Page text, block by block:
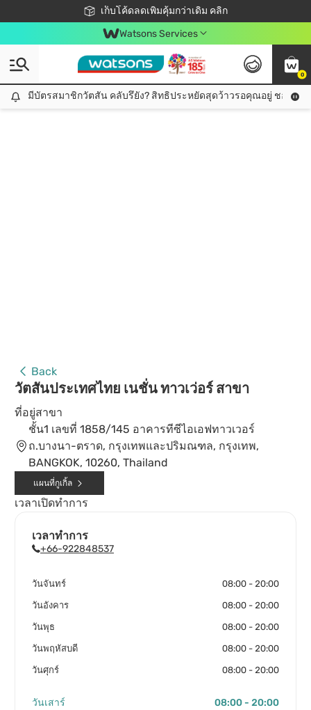
เก็บโค้ดลดเพิ่มคุ้มกว่าเดิม คลิก
ชอปออนไลน์ครั้งแรก ลดเพิ่มจุก ๆ 10%! 🎉
📦ส่งฟรี! เมื่อชอป 499฿
สมาชิกวัตสัน คลับดียังไง?
Watsons Services
0
มีบัตรสมาชิกวัตสัน คลับรึยัง? สิทธิประหยัดสุดว้าวรอคุณอยู่ ชอปคุ้มกว่าเดิม คลิก!
มีบัตรสมาชิกวัตสัน คลับรึยัง? สิทธิประหยัดสุดว้าวรอคุณอยู่ ชอปคุ้มก
Back
วัตสันประเทศไทย เนชั่น ทาวเว่อร์ สาขา
ที่อยู่สาขา
ชั้น1 เลขที่ 1858/145 อาคารทีซีไอเอฟทาวเวอร์
ถ.บางนา-ตราด, กรุงเทพและปริมณฑล, กรุงเทพ,
BANGKOK, 10260, Thailand
แผนที่กูเกิ้ล
เวลาเปิดทำการ
เวลาทำการ
+66-922848537
วันจันทร์ 08:00 - 20:00
วันอังคาร 08:00 - 20:00
วันพุธ 08:00 - 20:00
วันพฤหัสบดี 08:00 - 20:00
วันศุกร์ 08:00 - 20:00
วันเสาร์ 08:00 - 20:00